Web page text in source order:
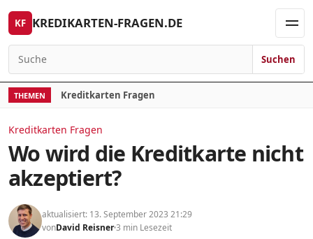
Skip to content
KF KREDIKARTEN-FRAGEN.DE
Search for:
Suchen
THEMEN Kreditkarten Fragen
Kreditkarten Fragen
Wo wird die Kreditkarte nicht
akzeptiert?
aktualisiert: 13. September 2023 21:29
vonDavid Reisner3 min Lesezeit